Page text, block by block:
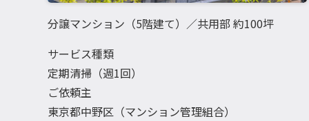
分譲マンション（5階建て）／共用部 約100坪
サービス種類
定期清掃（週1回）
ご依頼主
東京都中野区（マンション管理組合）